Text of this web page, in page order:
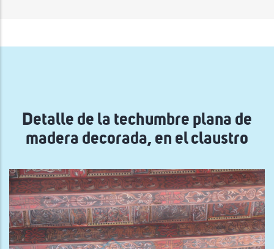
ayuda
Detalle de la techumbre plana de
madera decorada, en el claustro